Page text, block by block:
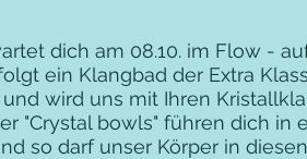
dich am 08.10. im Flow -
ein Klangbad der Extra
wird uns mit Ihren
"Crystal bowls" führen dich in
so darf unser Körper in